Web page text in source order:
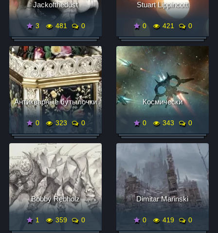
Jackofthedust
3 481 0
Stuart Lippincott
0 421 0
Антикварные бутылочки
0 323 0
Космически
0 343 0
Bobby Rebholz
1 359 0
Dimitar Marinski
0 419 0